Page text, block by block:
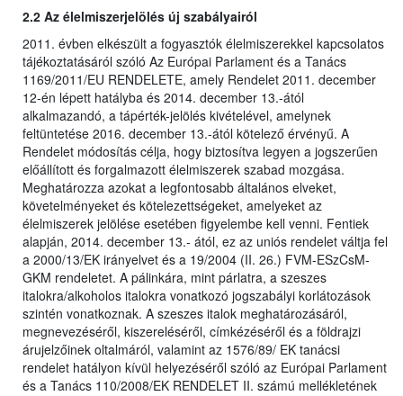
2.2 Az élelmiszerjelölés új szabályairól
2011. évben elkészült a fogyasztók élelmiszerekkel kapcsolatos
tájékoztatásáról szóló Az Európai Parlament és a Tanács
1169/2011/EU RENDELETE, amely Rendelet 2011. december
12-én lépett hatályba és 2014. december 13.-ától
alkalmazandó, a tápérték-jelölés kivételével, amelynek
feltüntetése 2016. december 13.-ától kötelező érvényű. A
Rendelet módosítás célja, hogy biztosítva legyen a jogszerűen
előállított és forgalmazott élelmiszerek szabad mozgása.
Meghatározza azokat a legfontosabb általános elveket,
követelményeket és kötelezettségeket, amelyeket az
élelmiszerek jelölése esetében figyelembe kell venni. Fentiek
alapján, 2014. december 13.- ától, ez az uniós rendelet váltja fel
a 2000/13/EK irányelvet és a 19/2004 (II. 26.) FVM-ESzCsM-
GKM rendeletet. A pálinkára, mint párlatra, a szeszes
italokra/alkoholos italokra vonatkozó jogszabályi korlátozások
szintén vonatkoznak. A szeszes italok meghatározásáról,
megnevezéséről, kiszereléséről, címkézéséről és a földrajzi
árujelzőinek oltalmáról, valamint az 1576/89/ EK tanácsi
rendelet hatályon kívül helyezéséről szóló az Európai Parlament
és a Tanács 110/2008/EK RENDELET II. számú mellékletének